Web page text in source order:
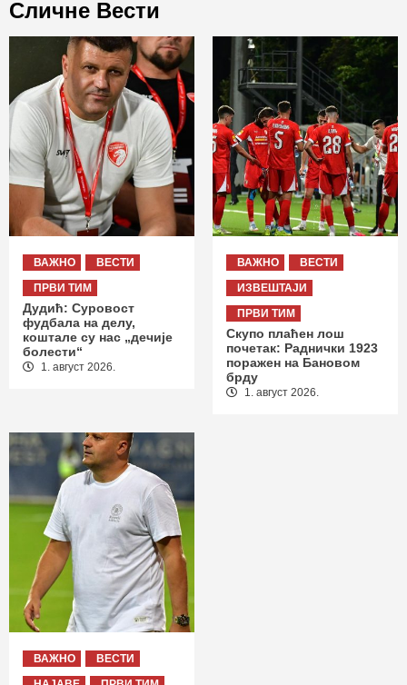
Сличне Вести
ВАЖНО
ВЕСТИ
ПРВИ ТИМ
Дудић: Суровост
фудбала на делу,
коштале су нас „дечије
болести“
1. август 2026.
ВАЖНО
ВЕСТИ
ИЗВЕШТАЈИ
ПРВИ ТИМ
Скупо плаћен лош
почетак: Раднички 1923
поражен на Бановом
брду
1. август 2026.
ВАЖНО
ВЕСТИ